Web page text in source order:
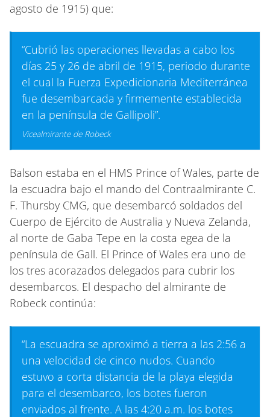
agosto de 1915) que:
“Cubrió las operaciones llevadas a cabo los
días 25 y 26 de abril de 1915, periodo durante
el cual la Fuerza Expedicionaria Mediterránea
fue desembarcada y firmemente establecida
en la península de Gallipoli”.
Vicealmirante de Robeck
Balson estaba en el HMS Prince of Wales, parte de
la escuadra bajo el mando del Contraalmirante C.
F. Thursby CMG, que desembarcó soldados del
Cuerpo de Ejército de Australia y Nueva Zelanda,
al norte de Gaba Tepe en la costa egea de la
península de Gall. El Prince of Wales era uno de
los tres acorazados delegados para cubrir los
desembarcos. El despacho del almirante de
Robeck continúa:
“La escuadra se aproximó a tierra a las 2:56 a
una velocidad de cinco nudos. Cuando
estuvo a corta distancia de la playa elegida
para el desembarco, los botes fueron
enviados al frente. A las 4:20 a.m. los botes